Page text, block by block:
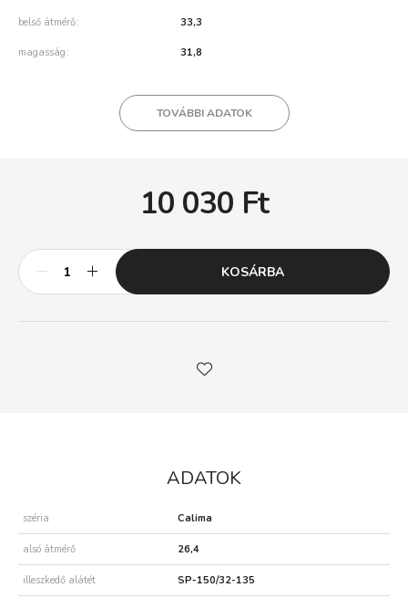
belső átmérő 33,3
magasság 31,8
TOVÁBBI ADATOK
10 030 Ft
KOSÁRBA
ADATOK
széria Calima
alsó átmérő 26,4
illeszkedő alátét SP-150/32-135